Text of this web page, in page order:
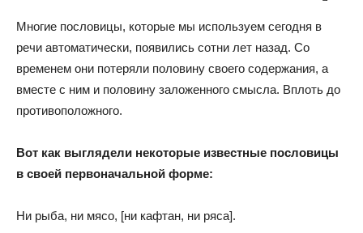
Многие пословицы, которые мы используем сегодня в
речи автоматически, появились сотни лет назад. Со
временем они потеряли половину своего содержания, а
вместе с ним и половину заложенного смысла. Вплоть до
противоположного.
Вот как выглядели некоторые известные пословицы
в своей первоначальной форме:
Ни рыба, ни мясо, [ни кафтан, ни ряса].